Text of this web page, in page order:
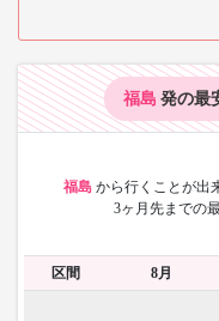
福島 発の最
福島 から行くことが出
3ヶ月先までの
区間 8月